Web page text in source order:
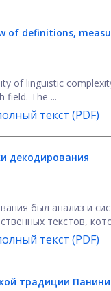
of definitions,
of linguistic
field. The ...
текст (PDF)
декодирования
был анализ и
текстов,
текст (PDF)
традиции